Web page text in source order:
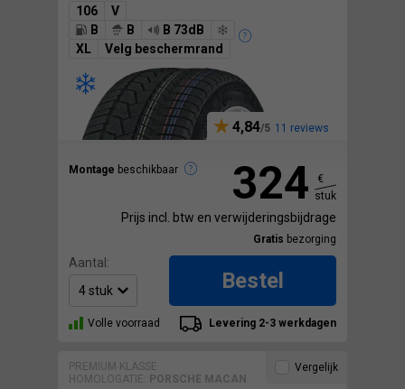
106
V
B
B
B 73dB
XL
Velg beschermrand
4,84 11 reviews
Montage beschikbaar 324
€
stuk
Prijs incl. btw en verwijderingsbijdrage
Gratis bezorging
Aantal:
Bestel
Volle voorraad Levering 2-3 werkdagen
PREMIUM KLASSE
HOMOLOGATIE:
PORSCHE MACAN
Vergelijk